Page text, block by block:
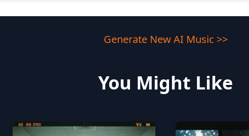
Generate New AI Music >>
You Might Like